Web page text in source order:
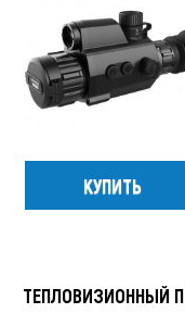
ТЕПЛОВИЗИОННЫЙ